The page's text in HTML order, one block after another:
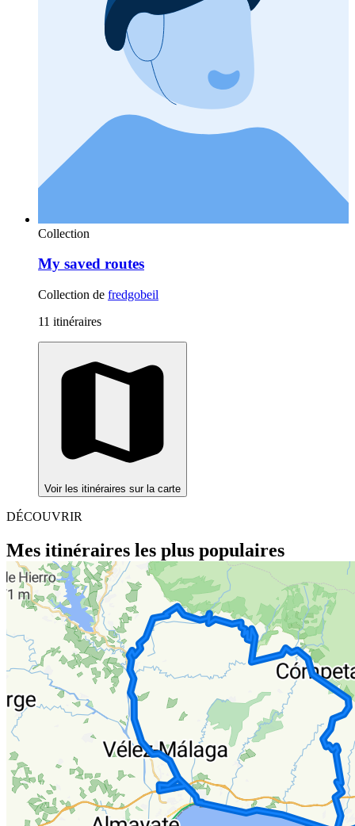
Collection
My saved routes
Collection de fredgobeil
11 itinéraires
Voir les itinéraires sur la carte
DÉCOUVRIR
Mes itinéraires les plus populaires